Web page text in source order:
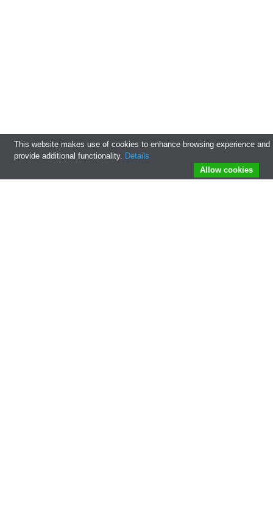
This website makes use of cookies to enhance browsing experience and
provide additional functionality. Details
Allow cookies